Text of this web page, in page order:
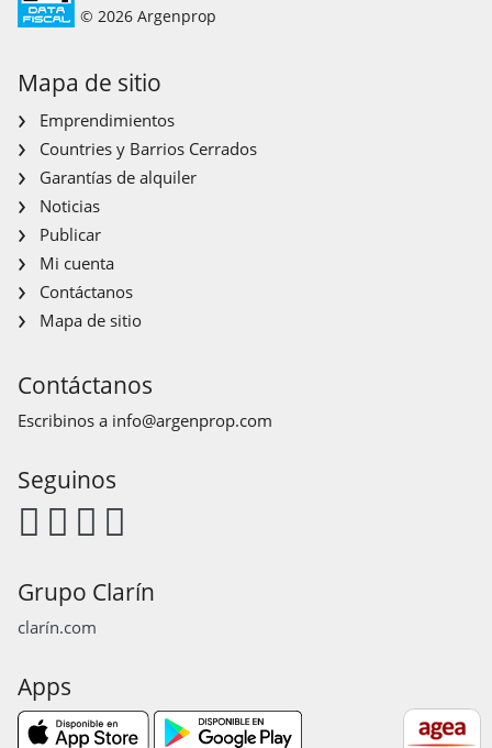
© 2026 Argenprop
Mapa de sitio
Emprendimientos
Countries y Barrios Cerrados
Garantías de alquiler
Noticias
Publicar
Mi cuenta
Contáctanos
Mapa de sitio
Contáctanos
Escribinos a info@argenprop.com
Seguinos
Grupo Clarín
clarín.com
Apps